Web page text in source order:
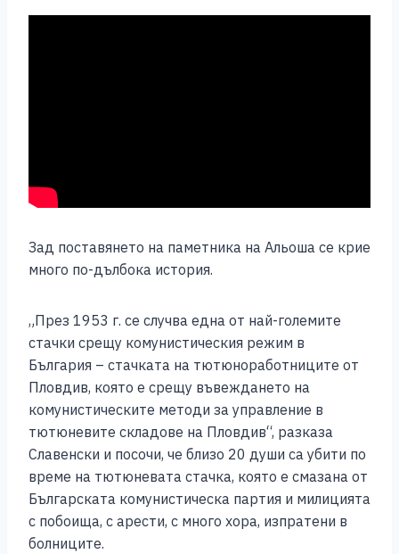
Зад поставянето на паметника на Альоша се крие
много по-дълбока история.
„През 1953 г. се случва една от най-големите
стачки срещу комунистическия режим в
България – стачката на тютюноработниците от
Пловдив, която е срещу въвеждането на
комунистическите методи за управление в
тютюневите складове на Пловдив“, разказа
Славенски и посочи, че близо 20 души са убити по
време на тютюневата стачка, която е смазана от
Българската комунистическа партия и милицията
с побоища, с арести, с много хора, изпратени в
болниците.